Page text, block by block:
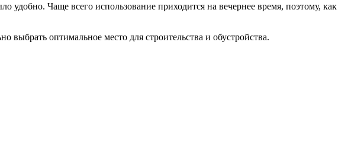
удобно. Чаще всего использование приходится на вечернее время, поэтому, как
оптимальное место для строительства и обустройства.